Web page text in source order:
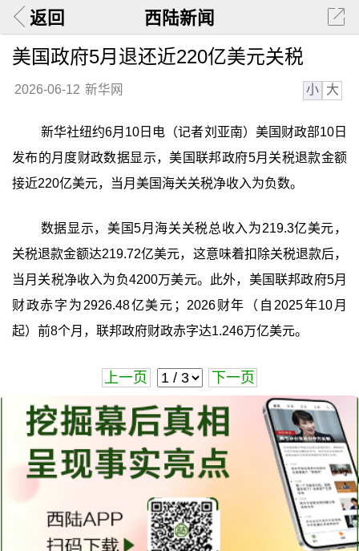
返回 西陆新闻
美国政府5月退还近220亿美元关税
2026-06-12 新华网 小 大
新华社纽约6月10日电（记者刘亚南）美国财政部10日
发布的月度财政数据显示，美国联邦政府5月关税退款金额
接近220亿美元，当月美国海关关税净收入为负数。
数据显示，美国5月海关关税总收入为219.3亿美元，
关税退款金额达219.72亿美元，这意味着扣除关税退款后，
当月关税净收入为负4200万美元。此外，美国联邦政府5月
财政赤字为2926.48亿美元；2026财年（自2025年10月
起）前8个月，联邦政府财政赤字达1.246万亿美元。
上一页 下一页